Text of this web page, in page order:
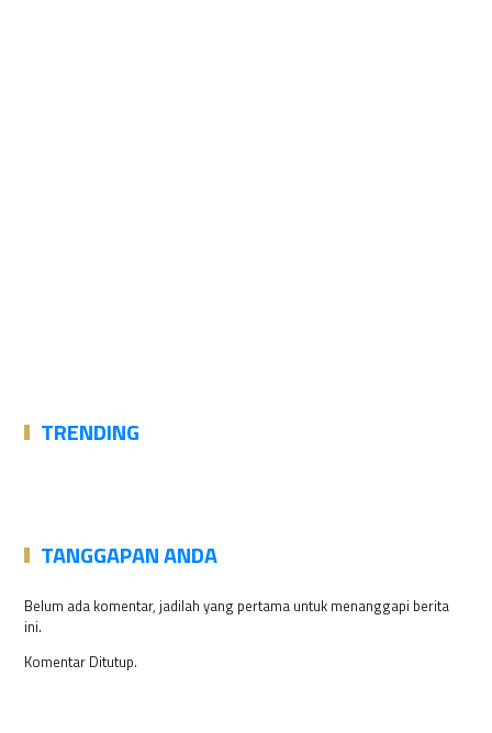
TRENDING
TANGGAPAN ANDA
Belum ada komentar, jadilah yang pertama untuk menanggapi berita
ini.
Komentar Ditutup.